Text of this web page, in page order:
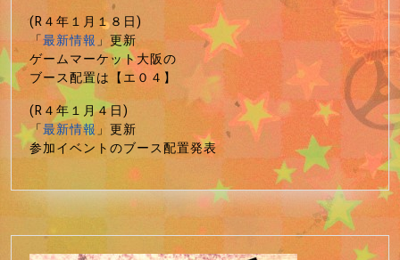
(R４年１月１８日)
「最新情報」更新
ゲームマーケット大阪の
ブース配置は【エ０４】
(R４年１月４日)
「最新情報」更新
参加イベントのブース配置発表